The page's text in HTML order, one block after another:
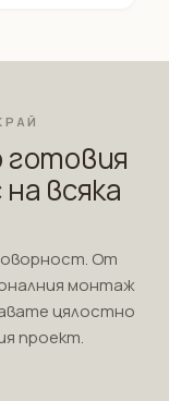
всяка
От
монтаж
цялостно
проект.